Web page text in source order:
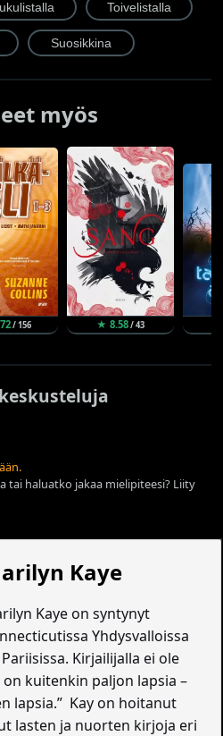
myös
/ 156 ★ 8.58/ 43
tai haluatko jakaa mielipiteesi? Liity
Kaye
Kaye on syntynyt
Yhdysvalloissa
Kirjailijalla ei ole
on kuitenkin paljon lapsia –
lapsia.” Kay on hoitanut
lasten ja nuorten kirjoja eri